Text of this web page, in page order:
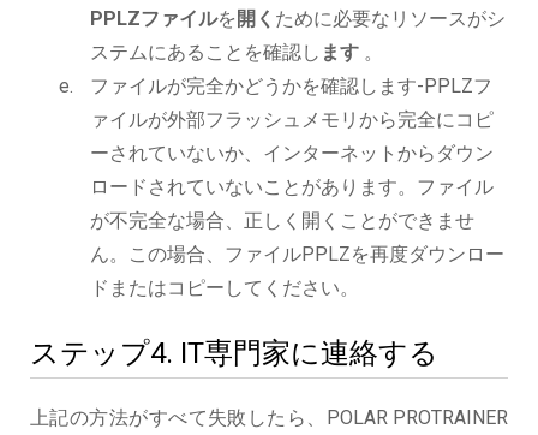
PPLZファイルを 開く ために必要なリソースがシ
ステムにあることを確認し ます 。
ファイルが完全かどうかを確認します-PPLZフ
ァイルが外部フラッシュメモリから完全にコピ
ーされていないか、インターネットからダウン
ロードされていないことがあります。ファイル
が不完全な場合、正しく開くことができませ
ん。この場合、ファイルPPLZを再度ダウンロー
ドまたはコピーしてください。
ステップ4. IT専門家に連絡する
上記の方法がすべて失敗したら、POLAR PROTRAINER